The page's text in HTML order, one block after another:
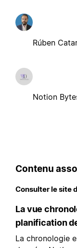
Rúben
Notion
Contenu
Consulter le site
La vue
planification
La chronologie